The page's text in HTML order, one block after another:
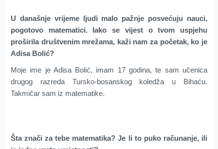
U današnje vrijeme ljudi malo pažnje posvećuju nauci,
pogotovo matematici. Iako se vijest o tvom uspjehu
proširila društvenim mrežama, kaži nam za početak, ko je
Adisa Bolić?
Moje ime je Adisa Bolić, imam 17 godina, te sam učenica
drugog razreda Tursko-bosanskog koledža u Bihaću.
Takmičar sam iz matematike.
Šta znači za tebe matematika? Je li to puko računanje, ili